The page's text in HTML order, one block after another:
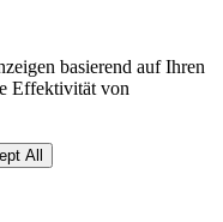
basierend auf Ihren
Effektivität von
All